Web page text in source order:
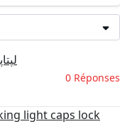
0 Réponses
light caps lock